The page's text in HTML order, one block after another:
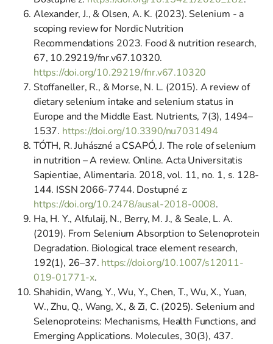
Alexander, J., & Olsen, A. K. (2023). Selenium - a
scoping review for Nordic Nutrition
Recommendations 2023. Food & nutrition research,
67, 10.29219/fnr.v67.10320.
https://doi.org/10.29219/fnr.v67.10320
Stoffaneller, R., & Morse, N. L. (2015). A review of
dietary selenium intake and selenium status in
Europe and the Middle East. Nutrients, 7(3), 1494–
1537. https://doi.org/10.3390/nu7031494
TÓTH, R. Juhászné a CSAPÓ, J. The role of selenium
in nutrition – A review. Online. Acta Universitatis
Sapientiae, Alimentaria. 2018, vol. 11, no. 1, s. 128-
144. ISSN 2066-7744. Dostupné z:
https://doi.org/10.2478/ausal-2018-0008.
Ha, H. Y., Alfulaij, N., Berry, M. J., & Seale, L. A.
(2019). From Selenium Absorption to Selenoprotein
Degradation. Biological trace element research,
192(1), 26–37. https://doi.org/10.1007/s12011-
019-01771-x.
Shahidin, Wang, Y., Wu, Y., Chen, T., Wu, X., Yuan,
W., Zhu, Q., Wang, X., & Zi, C. (2025). Selenium and
Selenoproteins: Mechanisms, Health Functions, and
Emerging Applications. Molecules, 30(3), 437.